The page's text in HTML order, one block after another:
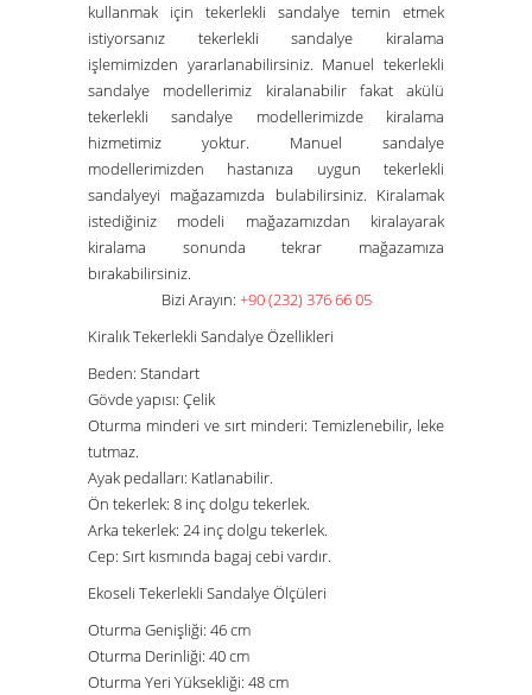
kullanmak için tekerlekli sandalye temin etmek
istiyorsanız tekerlekli sandalye kiralama
işlemimizden yararlanabilirsiniz. Manuel tekerlekli
sandalye modellerimiz kiralanabilir fakat akülü
tekerlekli sandalye modellerimizde kiralama
hizmetimiz yoktur. Manuel sandalye
modellerimizden hastanıza uygun tekerlekli
sandalyeyi mağazamızda bulabilirsiniz. Kiralamak
istediğiniz modeli mağazamızdan kiralayarak
kiralama sonunda tekrar mağazamıza
bırakabilirsiniz.
Bizi Arayın: +90 (232) 376 66 05
Kiralık Tekerlekli Sandalye Özellikleri
Beden: Standart
Gövde yapısı: Çelik
Oturma minderi ve sırt minderi: Temizlenebilir, leke
tutmaz.
Ayak pedalları: Katlanabilir.
Ön tekerlek: 8 inç dolgu tekerlek.
Arka tekerlek: 24 inç dolgu tekerlek.
Cep: Sırt kısmında bagaj cebi vardır.
Ekoseli Tekerlekli Sandalye Ölçüleri
Oturma Genişliği: 46 cm
Oturma Derinliği: 40cm
Oturma Yeri Yüksekliği: 48 cm